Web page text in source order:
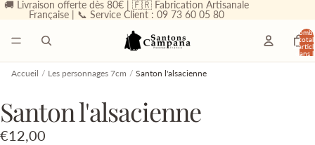
🚚 Livraison offerte dès 80€ | 🇫🇷 Fabrication Artisanale
Française | 📞 Service Client : 09 73 60 05 80
total
dans
Accueil / Les personnages 7cm / Santon l'alsacienne
Santon l'alsacienne
€12,00